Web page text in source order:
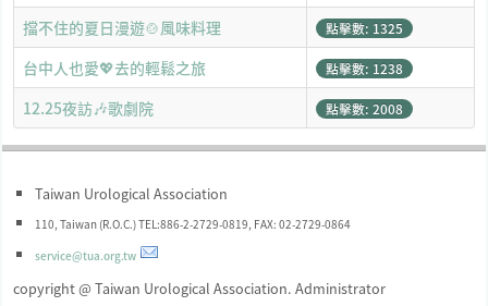
擋不住的夏日漫遊🍲風味料理 點擊數: 1325
台中人也愛💖去的輕鬆之旅 點擊數: 1238
12.25夜訪🎶歌劇院 點擊數: 2008
Taiwan Urological Association
110, Taiwan (R.O.C.) TEL:886-2-2729-0819, FAX: 02-2729-0864
service@tua.org.tw
copyright @ Taiwan Urological Association. Administrator